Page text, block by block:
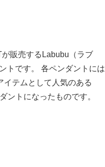
販売するLabubu（ラブ
トです。 各ペンダントには
テムとして人気のある
ントになったものです。